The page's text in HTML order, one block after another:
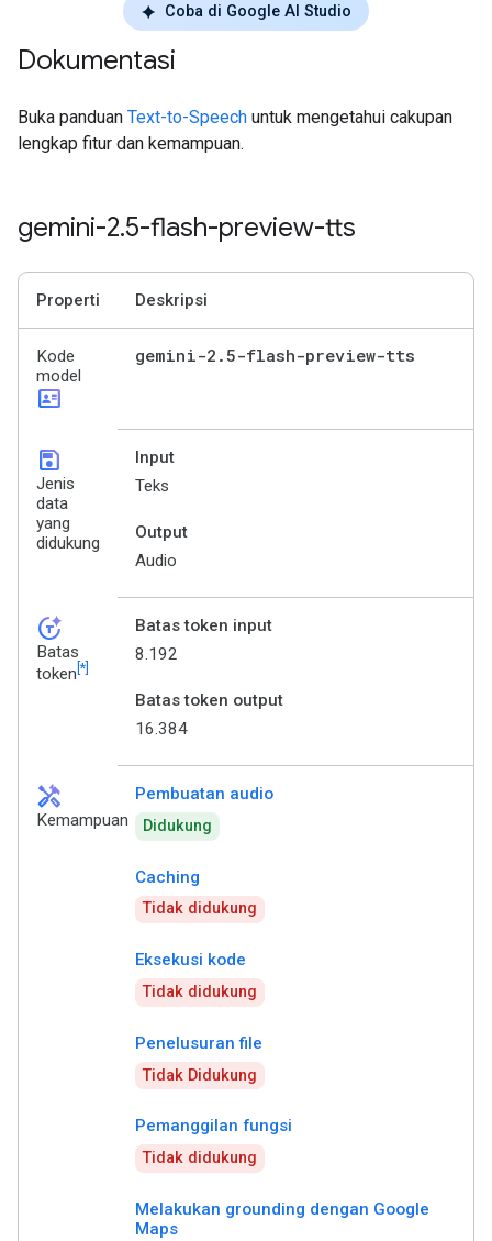
Coba di Google AI Studio
Dokumentasi
Buka panduan Text-to-Speech untuk mengetahui cakupan
lengkap fitur dan kemampuan.
gemini-2.5-flash-preview-tts
Properti Deskripsi
Kode
model
id_card
gemini-2 .5-flash-preview-tts
save
Jenis
data
yang
didukung
Input
Teks
Output
Audio
token_auto
Batas
token [*]
Batas token input
8.192
Batas token output
16.384
handyman
Kemampuan
Pembuatan audio
Didukung
Caching
Tidak didukung
Eksekusi kode
Tidak didukung
Penelusuran file
Tidak Didukung
Pemanggilan fungsi
Tidak didukung
Melakukan grounding dengan Google
Maps